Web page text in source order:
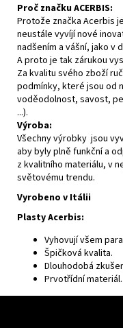
Proč značku ACERBIS:
Protože značka Acerbis
neustále vyvíjí nové
nadšením a vášní, jako v
A proto je tak zárukou
Za kvalitu svého zboží
podmínky, které jsou od
voděodolnost, savost,
...).
Výroba:
Všechny výrobky jsou
aby byly plně funkční a
z kvalitního materiálu, v
světovému trendu.
Vyrobeno v Itálii
Plasty Acerbis:
Vyhovují všem
Špičková kvalita.
Dlouhodobá
Prvotřídní materiál.